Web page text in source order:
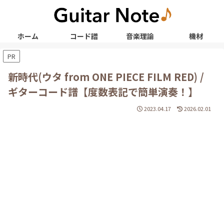
ホーム コード譜 音楽理論 機材
PR
新時代(ウタ from ONE PIECE FILM RED) /
ギターコード譜【度数表記で簡単演奏！】
2023.04.17 2026.02.01